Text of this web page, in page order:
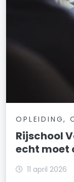
OPLEIDING,
Rijschool
echt moet
11 april 2026